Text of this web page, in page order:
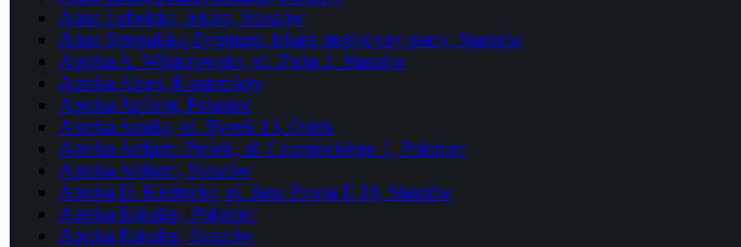
Anna Lubelska, lekarz, Staszów
Anna Strugalska-Zygmunt, lekarz medycyny pracy, Staszów
Apteka A. Wiktorowska, ul. Złota 2, Staszów
Apteka Aloes, Koniemłoty
Apteka Apfarm, Połaniec
Apteka Arnika, ul. Rynek 13, Osiek
Apteka Artfarm Prolek, ul. Czarnieckiego 1, Połaniec
Apteka Artfarm, Staszów
Apteka D. Kiełtucka, ul. Jana Pawła II 10, Staszów
Apteka Eskulap, Połaniec
Apteka Eskulap, Staszów